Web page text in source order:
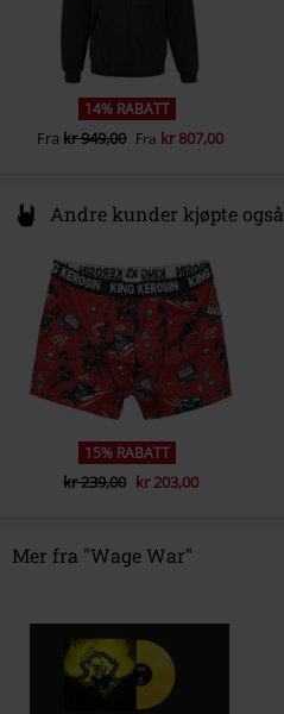
14% RABATT
Frakr 949,00 Fra kr 807,00
Andre kunder kjøpte også
15% RABATT
kr 239,00 kr 203,00
Mer fra "Wage War"